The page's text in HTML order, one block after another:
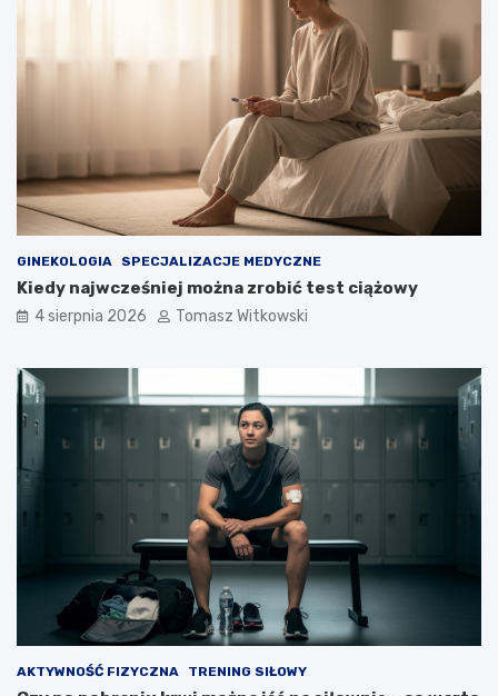
a
ć
GINEKOLOGIA SPECJALIZACJE MEDYCZNE
Kiedy najwcześniej można zrobić test ciążowy
4 sierpnia 2026 Tomasz Witkowski
AKTYWNOŚĆ FIZYCZNA TRENING SIŁOWY